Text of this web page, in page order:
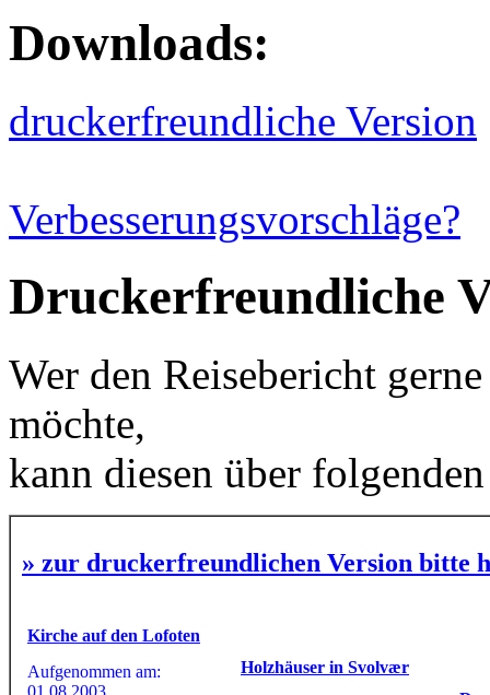
Downloads:
druckerfreundliche Version
Verbesserungsvorschläge?
Druckerfreundliche
Wer den Reisebericht
möchte,
kann diesen über
» zur druckerfreundlichen Version bitte
Kirche auf den Lofoten
Aufgenommen am:
Holzhäuser in Svolvær